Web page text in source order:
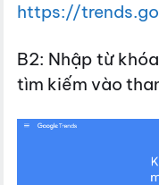
https://
B2: Nhập từ
tìm kiếm vào